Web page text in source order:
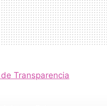
Transparencia